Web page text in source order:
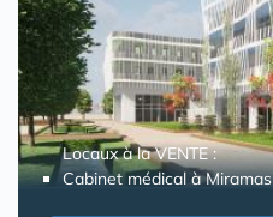
Locaux à la VENTE :
Cabinet médical à Miramas